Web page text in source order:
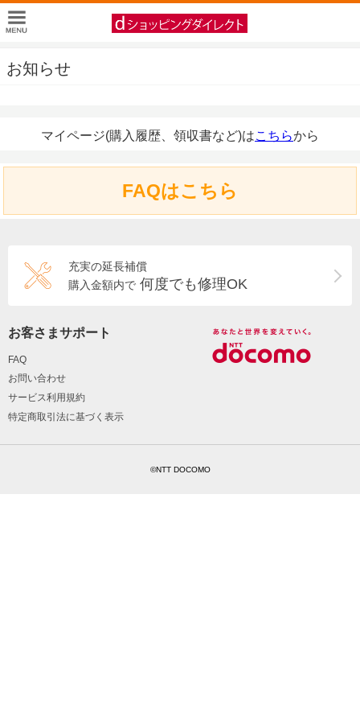
お知らせ
マイページ(購入履歴、領収書など)はこちらから
FAQはこちら
充実の延長補償
購入金額内で 何度でも修理OK
お客さまサポート
FAQ
お問い合わせ
サービス利用規約
特定商取引法に基づく表示
©NTT DOCOMO